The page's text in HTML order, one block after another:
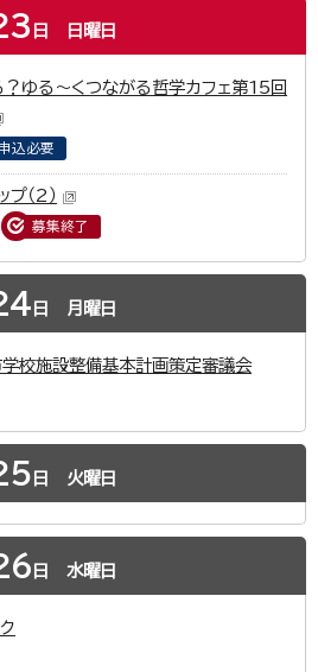
日 日曜日
？ゆる～くつながる哲学カフェ第15回
込必要
（2）
募集終了
日 月曜日
校施設整備基本計画策定審議会
日 火曜日
日 水曜日